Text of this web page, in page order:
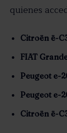
quienes
Citroën ë-
FIAT
Peugeot e-
Peugeot e-
Citroën ë-